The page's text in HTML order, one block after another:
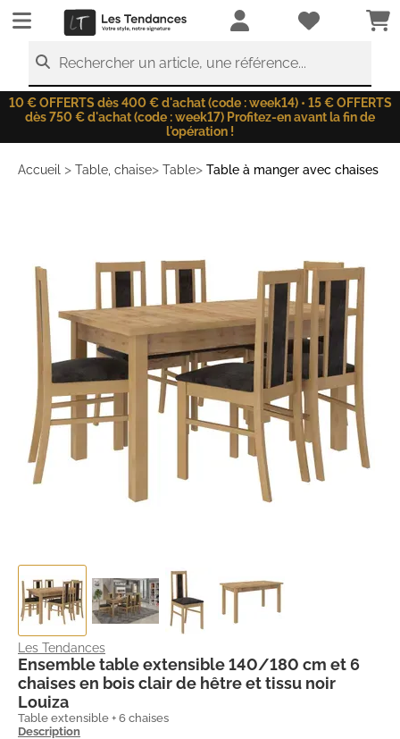
LesTendances.fr
Rechercher un article, une référence...
10 € OFFERTS dès 400 € d'achat (code : week14) • 15 € OFFERTS
dès 750 € d'achat (code : week17) Profitez-en avant la fin de
l'opération !
Accueil > Table, chaise> Table> Table à manger avec chaises
Les Tendances
Ensemble table extensible 140/180 cm et 6
chaises en bois clair de hêtre et tissu noir
Louiza
Table extensible + 6 chaises
Description